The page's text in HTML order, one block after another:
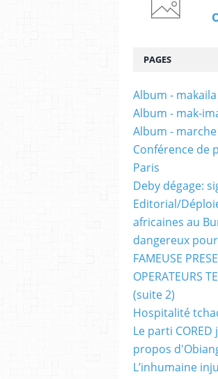
PAGES
Album - makaila
Album - mak-
Album -
Conférence de
Paris
Deby dégage:
Editorial/
africaines au
dangereux
FAMEUSE
OPERATEURS
(suite 2)
Hospitalité
Le parti
propos
L’inhumaine